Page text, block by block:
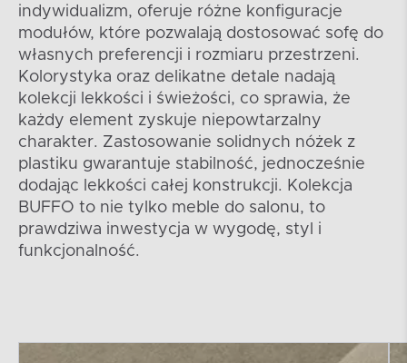
indywidualizm, oferuje różne konfiguracje
modułów, które pozwalają dostosować sofę do
własnych preferencji i rozmiaru przestrzeni.
Kolorystyka oraz delikatne detale nadają
kolekcji lekkości i świeżości, co sprawia, że
każdy element zyskuje niepowtarzalny
charakter. Zastosowanie solidnych nóżek z
plastiku gwarantuje stabilność, jednocześnie
dodając lekkości całej konstrukcji. Kolekcja
BUFFO to nie tylko meble do salonu, to
prawdziwa inwestycja w wygodę, styl i
funkcjonalność.